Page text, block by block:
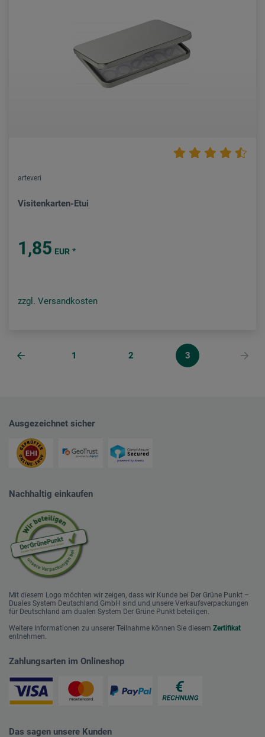
arteveri
Visitenkarten-Etui
1,85 EUR *
zzgl. Versandkosten
1 2 3
Ausgezeichnet sicher
Nachhaltig einkaufen
Mit diesem Logo möchten wir zeigen, dass wir Kunde bei Der Grüne Punkt –
Duales System Deutschland GmbH sind und unsere Verkaufsverpackungen
für Deutschland am dualen System Der Grüne Punkt beteiligen.
Weitere Informationen zu unserer Teilnahme können Sie diesem Zertifikat
entnehmen.
Zahlungsarten im Onlineshop
Das sagen unsere Kunden